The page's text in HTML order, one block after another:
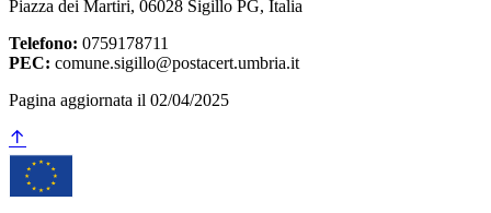
Piazza dei Martiri, 06028 Sigillo PG, Italia
Telefono: 0759178711
PEC: comune.sigillo@postacert.umbria.it
Pagina aggiornata il 02/04/2025